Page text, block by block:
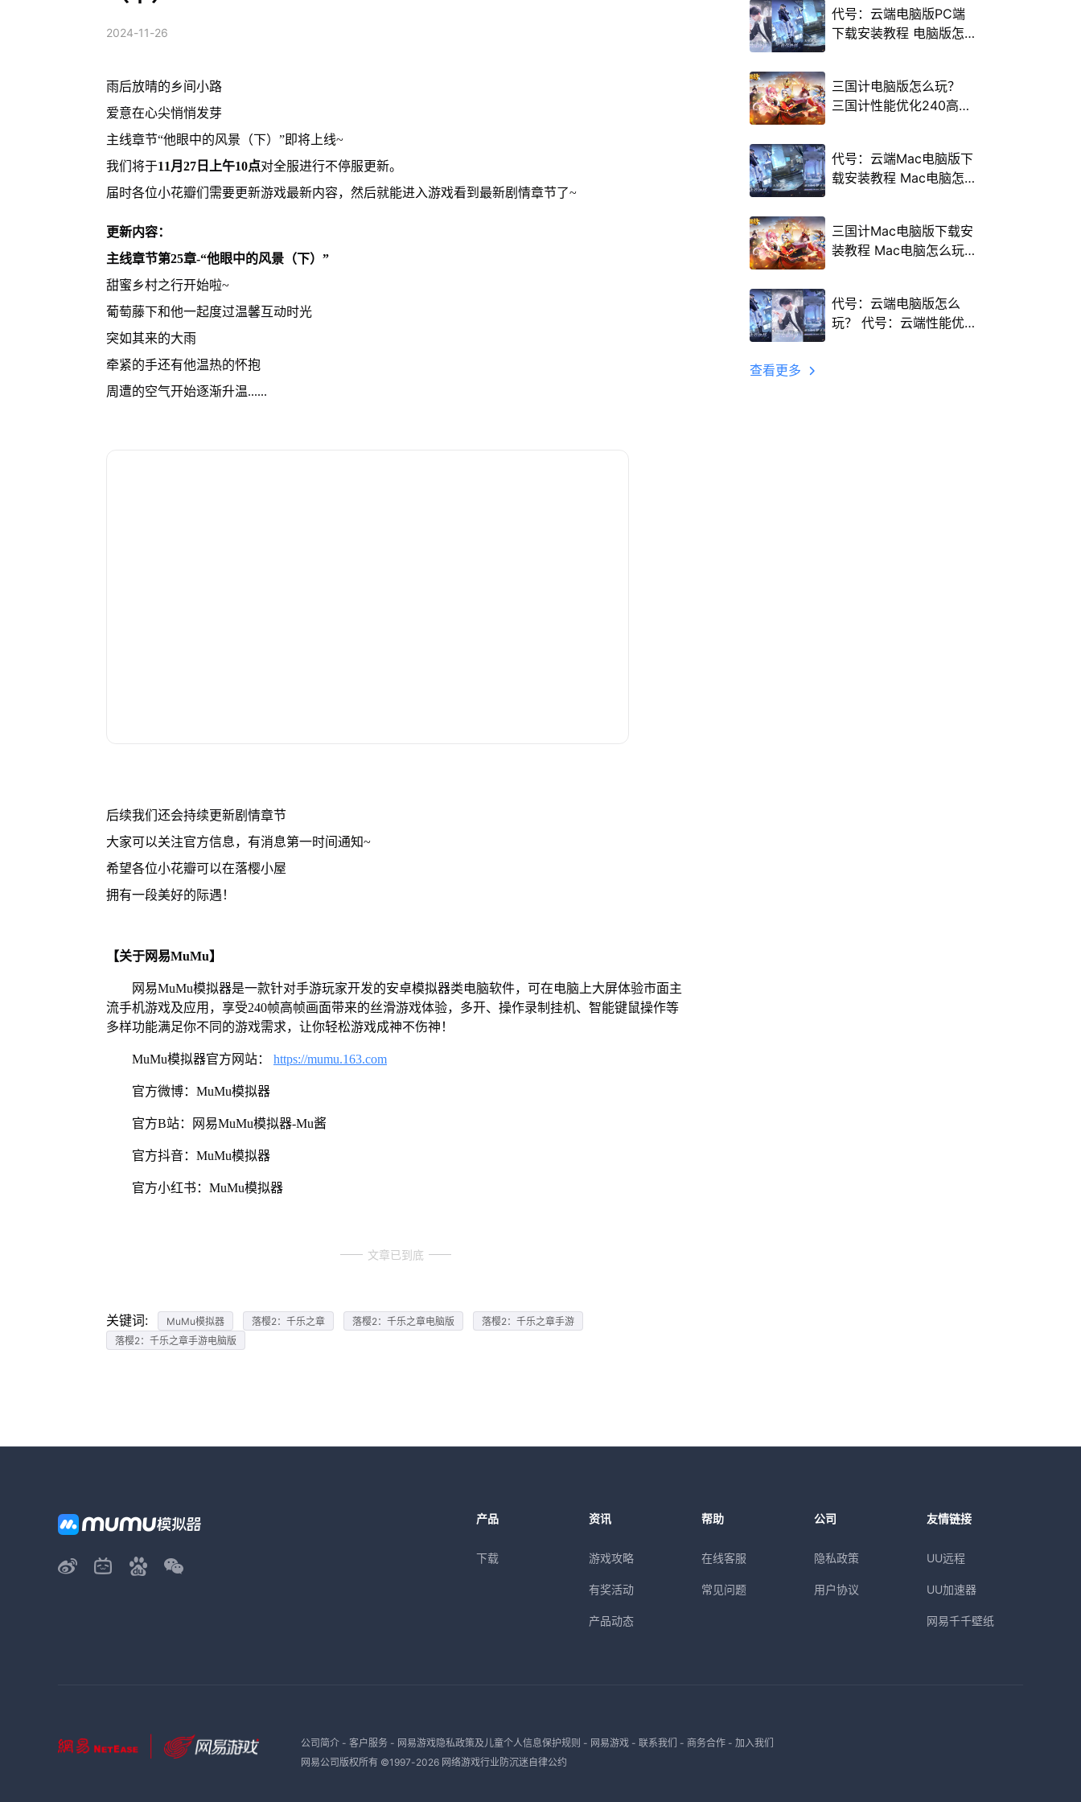
2024-11-26
雨后放晴的乡间小路
爱意在心尖悄悄发芽
主线章节“他眼中的风景（下）”即将上线~
我们将于11月27日上午10点对全服进行不停服更新。
届时各位小花瓣们需要更新游戏最新内容，然后就能进入游戏看到最新剧情章节了~
更新内容：
主线章节第25章-“他眼中的风景（下）”
甜蜜乡村之行开始啦~
葡萄藤下和他一起度过温馨互动时光
突如其来的大雨
牵紧的手还有他温热的怀抱
周遭的空气开始逐渐升温......
后续我们还会持续更新剧情章节
大家可以关注官方信息，有消息第一时间通知~
希望各位小花瓣可以在落樱小屋
拥有一段美好的际遇！
【关于网易MuMu】
网易MuMu模拟器是一款针对手游玩家开发的安卓模拟器类电脑软件，可在电脑上大屏体验市面主
流手机游戏及应用，享受240帧高帧画面带来的丝滑游戏体验，多开、操作录制挂机、智能键鼠操作等
多样功能满足你不同的游戏需求，让你轻松游戏成神不伤神！
MuMu模拟器官方网站： https://mumu.163.com
官方微博：MuMu模拟器
官方B站：网易MuMu模拟器-Mu酱
官方抖音：MuMu模拟器
官方小红书：MuMu模拟器
文章已到底
关键词: MuMu模拟器 落樱2：千乐之章 落樱2：千乐之章电脑版
落樱2：千乐之章手游
落樱2：千乐之章手游电脑版
代号：云端电脑版PC端
下载安装教程 电脑版怎
三国计电脑版怎么玩？
三国计性能优化240高帧
代号：云端Mac电脑版下
载安装教程 Mac电脑怎
三国计Mac电脑版下载安
装教程 Mac电脑怎么玩
代号：云端电脑版怎么
玩？ 代号：云端性能优
查看更多
产品
下载
资讯
游戏攻略
有奖活动
产品动态
帮助
在线客服
常见问题
公司
隐私政策
用户协议
友情链接
UU远程
UU加速器
网易千千壁纸
公司简介- 客户服务- 网易游戏隐私政策及儿童个人信息保护规则 - 网易游戏- 联系我们 - 商务合作- 加入我们
网易公司版权所有 ©1997-2026 网络游戏行业防沉迷自律公约